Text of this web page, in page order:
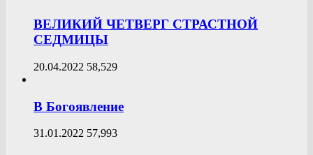
ВЕЛИКИЙ ЧЕТВЕРГ СТРАСТНОЙ
СЕДМИЦЫ
20.04.2022 58,529
В Богоявление
31.01.2022 57,993